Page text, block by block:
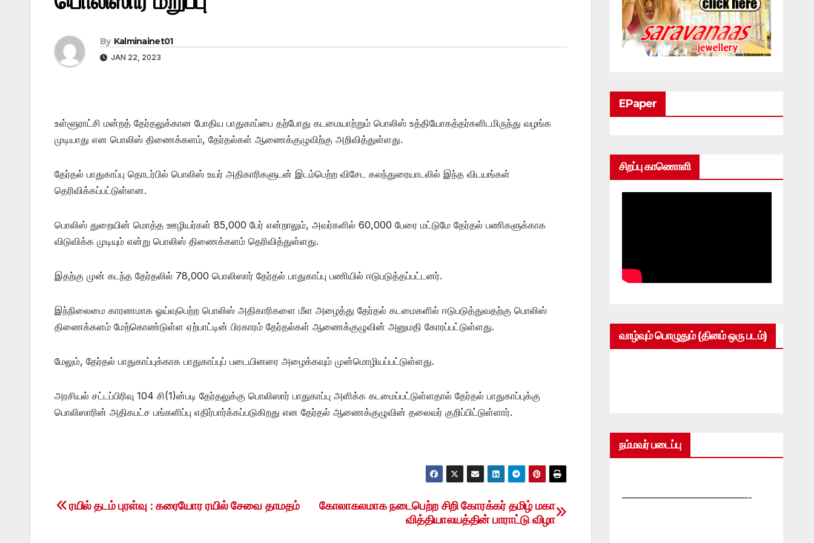
By Kalminainet01
JAN 22, 2023
உள்ளூராட்சி மன்றத் தேர்தலுக்கான போதிய பாதுகாப்பை தற்போது கடமையாற்றும் பொலிஸ் உத்தியோகத்தர்களிடமிருந்து வழங்க
முடியாது என பொலிஸ் திணைக்களம், தேர்தல்கள் ஆணைக்குழுவிற்கு அறிவித்துள்ளது.
தேர்தல் பாதுகாப்பு தொடர்பில் பொலிஸ் உயர் அதிகாரிகளுடன் இடம்பெற்ற விசேட கலந்துரையாடலில் இந்த விடயங்கள்
தெரிவிக்கப்பட்டுள்ளன.
பொலிஸ் துறையின் மொத்த ஊழியர்கள் 85,000 பேர் என்றாலும், அவர்களில் 60,000 பேரை மட்டுமே தேர்தல் பணிகளுக்காக
விடுவிக்க முடியும் என்று பொலிஸ் திணைக்களம் தெரிவித்துள்ளது.
இதற்கு முன் கடந்த தேர்தலில் 78,000 பொலிஸார் தேர்தல் பாதுகாப்பு பணியில் ஈடுபடுத்தப்பட்டனர்.
இந்நிலைமை காரணமாக ஓய்வுபெற்ற பொலிஸ் அதிகாரிகளை மீள அழைத்து தேர்தல் கடமைகளில் ஈடுபடுத்துவதற்கு பொலிஸ்
திணைக்களம் மேற்கொண்டுள்ள ஏற்பாட்டின் பிரகாரம் தேர்தல்கள் ஆணைக்குழுவின் அனுமதி கோரப்பட்டுள்ளது.
மேலும், தேர்தல் பாதுகாப்புக்காக பாதுகாப்புப் படையினரை அழைக்கவும் முன்மொழியப்பட்டுள்ளது.
அரசியல் சட்டப்பிரிவு 104 சி(1)ன்படி தேர்தலுக்கு பொலிஸார் பாதுகாப்பு அளிக்க கடமைப்பட்டுள்ளதால் தேர்தல் பாதுகாப்புக்கு
பொலிஸாரின் அதிகபட்ச பங்களிப்பு எதிர்பார்க்கப்படுகிறது என தேர்தல் ஆணைக்குழுவின் தலைவர் குறிப்பிட்டுள்ளார்.
Post
கோலாகலமாக நடைபெற்ற சிறி கோரக்கர் தமிழ் மகா
வித்தியாலயத்தின் பாராட்டு விழா
ரயில் தடம் புரள்வு : கரையோர ரயில் சேவை தாமதம்
EPaper
சிறப்பு காணொளி
வாழ்வும் பொழுதும் (தினம் ஒரு படம்)
நம்மவர் படைப்பு
—————————————-